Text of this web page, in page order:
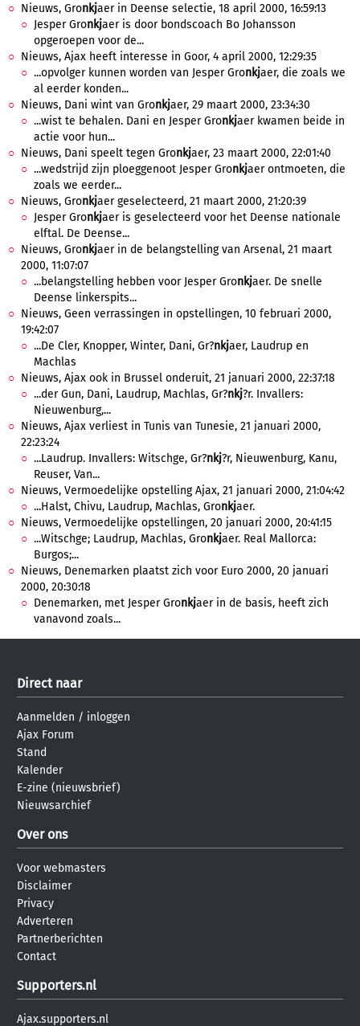
Nieuws, Gronkjaer in Deense selectie, 18 april 2000, 16:59:13
Jesper Gronkjaer is door bondscoach Bo Johansson
opgeroepen voor de...
Nieuws, Ajax heeft interesse in Goor, 4 april 2000, 12:29:35
...opvolger kunnen worden van Jesper Gronkjaer, die zoals we
al eerder konden...
Nieuws, Dani wint van Gronkjaer, 29 maart 2000, 23:34:30
...wist te behalen. Dani en Jesper Gronkjaer kwamen beide in
actie voor hun...
Nieuws, Dani speelt tegen Gronkjaer, 23 maart 2000, 22:01:40
...wedstrijd zijn ploeggenoot Jesper Gronkjaer ontmoeten, die
zoals we eerder...
Nieuws, Gronkjaer geselecteerd, 21 maart 2000, 21:20:39
Jesper Gronkjaer is geselecteerd voor het Deense nationale
elftal. De Deense...
Nieuws, Gronkjaer in de belangstelling van Arsenal, 21 maart
2000, 11:07:07
...belangstelling hebben voor Jesper Gronkjaer. De snelle
Deense linkerspits...
Nieuws, Geen verrassingen in opstellingen, 10 februari 2000,
19:42:07
...De Cler, Knopper, Winter, Dani, Gr?nkjaer, Laudrup en
Machlas
Nieuws, Ajax ook in Brussel onderuit, 21 januari 2000, 22:37:18
...der Gun, Dani, Laudrup, Machlas, Gr?nkj?r. Invallers:
Nieuwenburg,...
Nieuws, Ajax verliest in Tunis van Tunesie, 21 januari 2000,
22:23:24
...Laudrup. Invallers: Witschge, Gr?nkj?r, Nieuwenburg, Kanu,
Reuser, Van...
Nieuws, Vermoedelijke opstelling Ajax, 21 januari 2000, 21:04:42
...Halst, Chivu, Laudrup, Machlas, Gronkjaer.
Nieuws, Vermoedelijke opstellingen, 20 januari 2000, 20:41:15
...Witschge; Laudrup, Machlas, Gronkjaer. Real Mallorca:
Burgos;...
Nieuws, Denemarken plaatst zich voor Euro 2000, 20 januari
2000, 20:30:18
Denemarken, met Jesper Gronkjaer in de basis, heeft zich
vanavond zoals...
Direct naar
Aanmelden / inloggen
Ajax Forum
Stand
Kalender
E-zine (nieuwsbrief)
Nieuwsarchief
Over ons
Voor webmasters
Disclaimer
Privacy
Adverteren
Partnerberichten
Contact
Supporters.nl
Ajax.supporters.nl